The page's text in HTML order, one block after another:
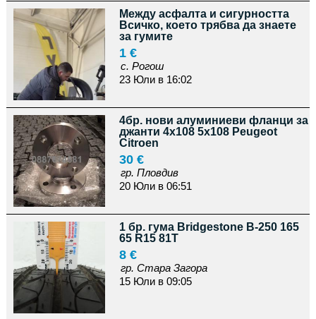
Между асфалта и сигурността
Всичко, което трябва да знаете
за гумите
1 €
с. Рогош
23 Юли в 16:02
4бр. нови алуминиеви фланци за
джанти 4x108 5x108 Pеugeot
Citroen
30 €
гр. Пловдив
20 Юли в 06:51
1 бр. гума Bridgestone B-250 165
65 R15 81T
8 €
гр. Стара Загора
15 Юли в 09:05